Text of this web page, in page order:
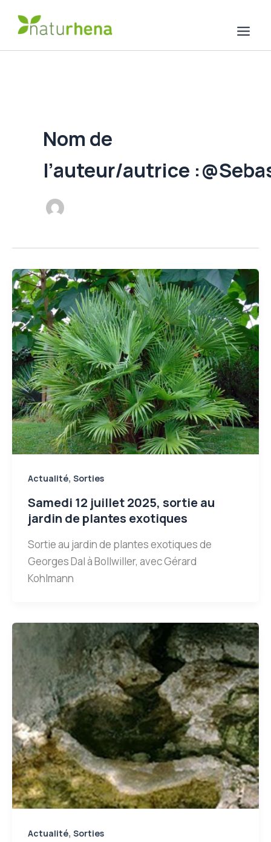
Nom de
l’auteur/autrice
Actualité, Sorties
Samedi 12 juillet 2025, sortie au
jardin de plantes exotiques
Sortie au jardin de plantes exotiques de
Georges Dal à Bollwiller, avec Gérard
Kohlmann
Actualité, Sorties